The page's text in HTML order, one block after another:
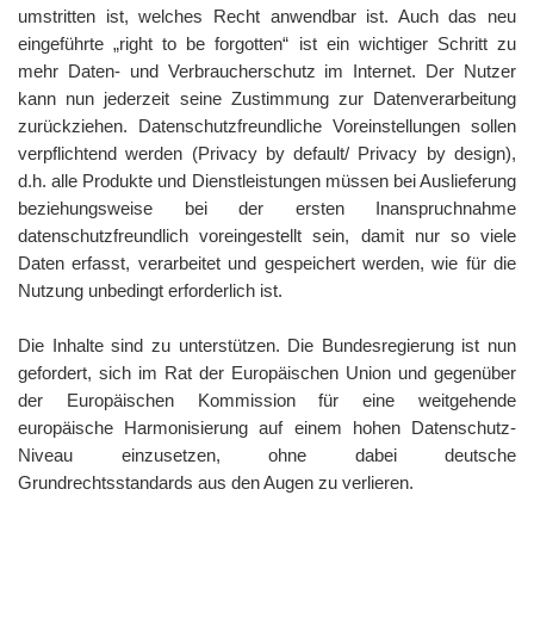
umstritten ist, welches Recht anwendbar ist. Auch das neu
eingeführte „right to be forgotten“ ist ein wichtiger Schritt zu
mehr Daten- und Verbraucherschutz im Internet. Der Nutzer
kann nun jederzeit seine Zustimmung zur Datenverarbeitung
zurückziehen. Datenschutzfreundliche Voreinstellungen sollen
verpflichtend werden (Privacy by default/ Privacy by design),
d.h. alle Produkte und Dienstleistungen müssen bei Auslieferung
beziehungsweise bei der ersten Inanspruchnahme
datenschutzfreundlich voreingestellt sein, damit nur so viele
Daten erfasst, verarbeitet und gespeichert werden, wie für die
Nutzung unbedingt erforderlich ist.
Die Inhalte sind zu unterstützen. Die Bundesregierung ist nun
gefordert, sich im Rat der Europäischen Union und gegenüber
der Europäischen Kommission für eine weitgehende
europäische Harmonisierung auf einem hohen Datenschutz-
Niveau einzusetzen, ohne dabei deutsche
Grundrechtsstandards aus den Augen zu verlieren.